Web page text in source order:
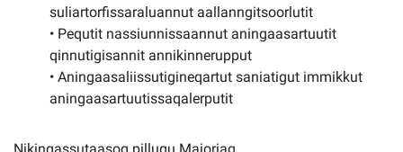
suliartorfissaraluannut aallanngitsoorlutit
• Pequtit nassiunnissaannut aningaasartuutit
qinnutigisannit annikinnerupput
• Aningaasaliissutigineqartut saniatigut immikkut
aningaasartuutissaqalerputit
Nikingassutaasoq pillugu Majoriaq